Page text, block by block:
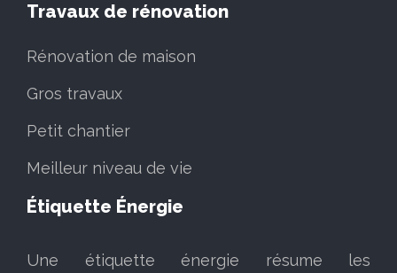
Travaux de rénovation
Rénovation de maison
Gros travaux
Petit chantier
Meilleur niveau de vie
Étiquette Énergie
Une étiquette énergie résume les